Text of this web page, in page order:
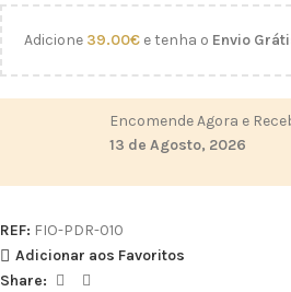
Adicione 39.00€ e tenha o Envio
Encomende Agora e
13 de Agosto, 2026
REF: FIO-PDR-010
Adicionar aos Favoritos
Share: